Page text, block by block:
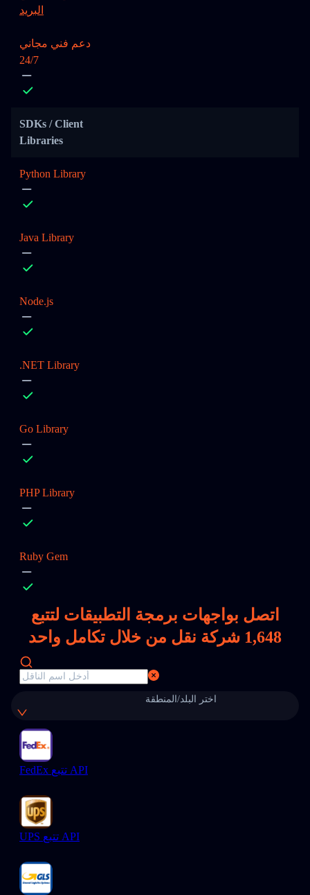
البريد
دعم فني مجاني
24/7
SDKs / Client
Libraries
Python Library
Java Library
Node.js
.NET Library
Go Library
PHP Library
Ruby Gem
اتصل بواجهات برمجة التطبيقات لتتبع
1,648 شركة نقل من خلال تكامل واحد
اختر البلد/المنطقة
FedEx تتبع API
UPS تتبع API